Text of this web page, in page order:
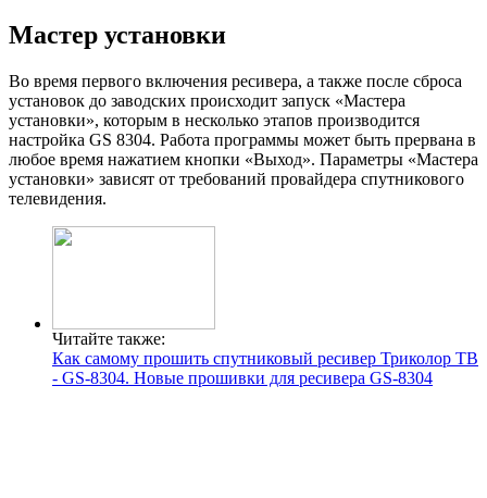
Мастер установки
Во время первого включения ресивера, а также после сброса
установок до заводских происходит запуск «Мастера
установки», которым в несколько этапов производится
настройка GS 8304. Работа программы может быть прервана в
любое время нажатием кнопки «Выход». Параметры «Мастера
установки» зависят от требований провайдера спутникового
телевидения.
Читайте также:
Как самому прошить спутниковый ресивер Триколор ТВ
- GS-8304. Новые прошивки для ресивера GS-8304